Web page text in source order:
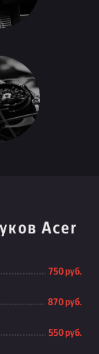
Acer
750 руб.
870 руб.
550 руб.